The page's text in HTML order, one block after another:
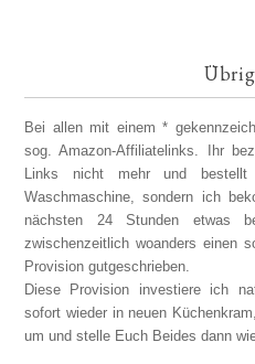
Bei allen mit einem *
sog. Amazon-Affiliatelinks. Ihr
Links nicht mehr und
Waschmaschine, sondern ich
nächsten 24 Stunden etwas
zwischenzeitlich woanders einen
Provision gutgeschrieben.
Diese Provision investiere ich
sofort wieder in neuen
um und stelle Euch Beides dann